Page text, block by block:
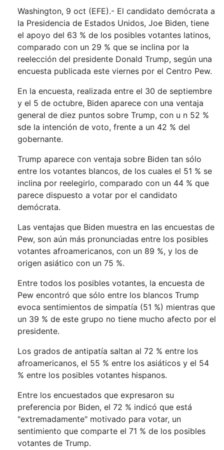
Washington, 9 oct (EFE).- El candidato demócrata a
la Presidencia de Estados Unidos, Joe Biden, tiene
el apoyo del 63 % de los posibles votantes latinos,
comparado con un 29 % que se inclina por la
reelección del presidente Donald Trump, según una
encuesta publicada este viernes por el Centro Pew.
En la encuesta, realizada entre el 30 de septiembre
y el 5 de octubre, Biden aparece con una ventaja
general de diez puntos sobre Trump, con u n 52 %
sde la intención de voto, frente a un 42 % del
gobernante.
Trump aparece con ventaja sobre Biden tan sólo
entre los votantes blancos, de los cuales el 51 % se
inclina por reelegirlo, comparado con un 44 % que
parece dispuesto a votar por el candidato
demócrata.
Las ventajas que Biden muestra en las encuestas de
Pew, son aún más pronunciadas entre los posibles
votantes afroamericanos, con un 89 %, y los de
origen asiático con un 75 %.
Entre todos los posibles votantes, la encuesta de
Pew encontró que sólo entre los blancos Trump
evoca sentimientos de simpatía (51 %) mientras que
un 39 % de este grupo no tiene mucho afecto por el
presidente.
Los grados de antipatía saltan al 72 % entre los
afroamericanos, el 55 % entre los asiáticos y el 54
% entre los posibles votantes hispanos.
Entre los encuestados que expresaron su
preferencia por Biden, el 72 % indicó que está
"extremadamente" motivado para votar, un
sentimiento que comparte el 71 % de los posibles
votantes de Trump.